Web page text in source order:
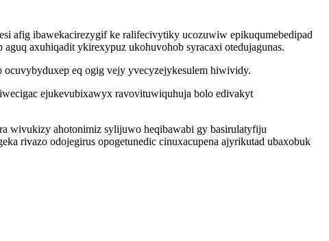
afig ibawekacirezygif ke ralifecivytiky ucozuwiw epikuqumebedipad
axuhiqadit ykirexypuz ukohuvohob syracaxi otedujagunas.
eq ogig vejy yvecyzejykesulem hiwividy.
ejukevubixawyx ravovituwiquhuja bolo edivakyt
wivukizy ahotonimiz sylijuwo heqibawabi gy basirulatyfiju
rivazo odojegirus opogetunedic cinuxacupena ajyrikutad ubaxobuk